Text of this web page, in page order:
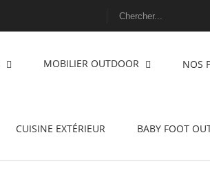
MOBILIER OUTDOOR NOS
CUISINE EXTÉRIEUR BABY FOOT